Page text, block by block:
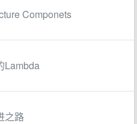
Componets
Lambda
之路